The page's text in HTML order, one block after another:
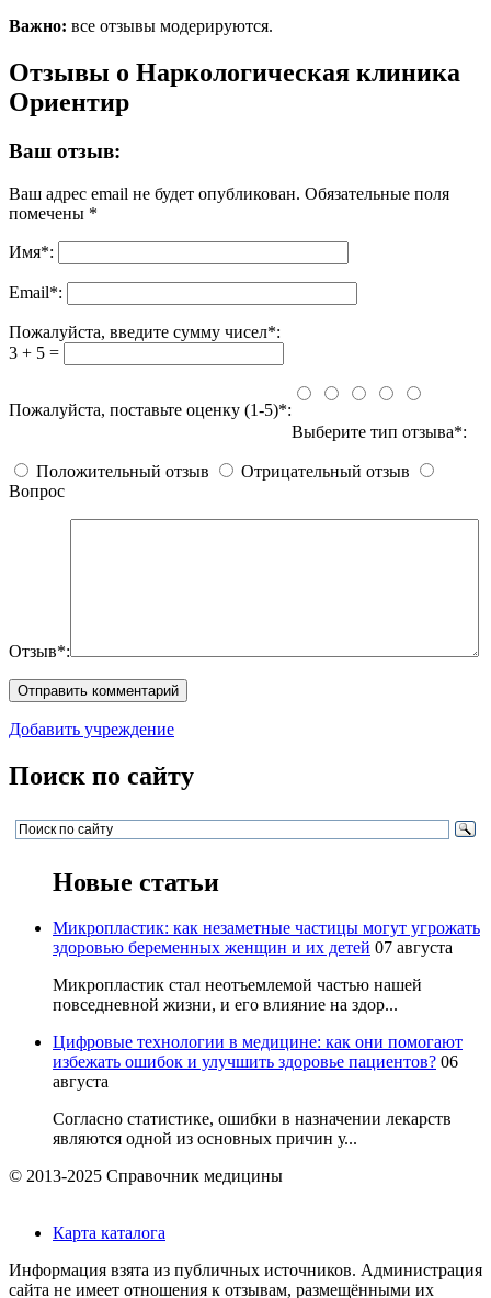
Важно: все отзывы модерируются.
Отзывы о Наркологическая клиника
Ориентир
Ваш отзыв:
Ваш адрес email не будет опубликован. Обязательные поля
помечены *
Имя*:
Email*:
Пожалуйста, введите сумму чисел*:
3 + 5 =
Пожалуйста, поставьте оценку (1-5)*:
Выберите тип отзыва*:
Положительный отзыв
Отрицательный отзыв
Вопрос
Отзыв*:
Добавить учреждение
Поиск по сайту
Новые статьи
Микропластик: как незаметные частицы могут угрожать
здоровью беременных женщин и их детей 07 августа
Микропластик стал неотъемлемой частью нашей
повседневной жизни, и его влияние на здор...
Цифровые технологии в медицине: как они помогают
избежать ошибок и улучшить здоровье пациентов? 06
августа
Согласно статистике, ошибки в назначении лекарств
являются одной из основных причин у...
© 2013-2025 Справочник медицины
Карта каталога
Информация взята из публичных источников. Администрация
сайта не имеет отношения к отзывам, размещёнными их